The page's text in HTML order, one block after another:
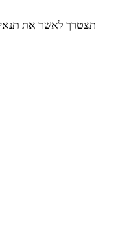
תצטרך לאשר את תנאי